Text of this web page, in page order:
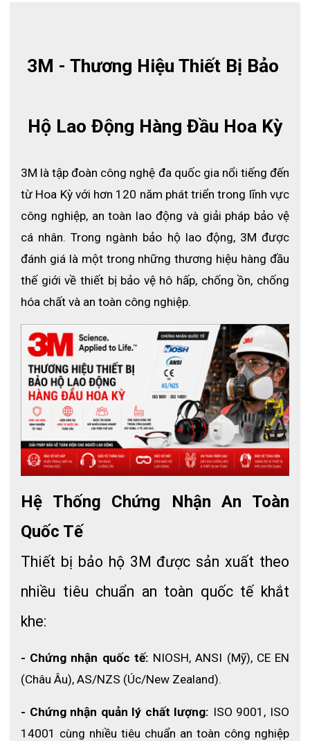
để sử dụng trong nhiều môi trường làm việc khác nhau như: Cắt,
chà, nhám, môi trường làm việc bụi, sơn công nghiệp….
3M - Thương Hiệu Thiết Bị Bảo
Hộ Lao Động Hàng Đầu Hoa Kỳ
3M là tập đoàn công nghệ đa quốc gia nổi tiếng đến
từ Hoa Kỳ với hơn 120 năm phát triển trong lĩnh vực
công nghiệp, an toàn lao động và giải pháp bảo vệ
cá nhân. Trong ngành bảo hộ lao động, 3M được
đánh giá là một trong những thương hiệu hàng đầu
thế giới về thiết bị bảo vệ hô hấp, chống ồn, chống
hóa chất và an toàn công nghiệp.
Hệ Thống Chứng Nhận An Toàn
Quốc Tế
Thiết bị bảo hộ 3M được sản xuất theo
nhiều tiêu chuẩn an toàn quốc tế khắt
khe:
- Chứng nhận quốc tế: NIOSH, ANSI (Mỹ), CE EN
(Châu Âu), AS/NZS (Úc/New Zealand).
- Chứng nhận quản lý chất lượng: ISO 9001, ISO
14001 cùng nhiều tiêu chuẩn an toàn công nghiệp